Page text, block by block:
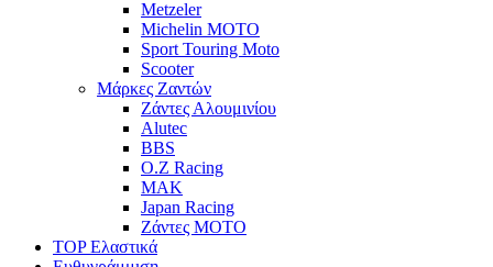
Metzeler
Michelin MOTO
Sport Touring Moto
Scooter
Μάρκες Ζαντών
Ζάντες Αλουμινίου
Alutec
BBS
O.Z Racing
MAK
Japan Racing
Ζάντες MOTO
TOP Ελαστικά